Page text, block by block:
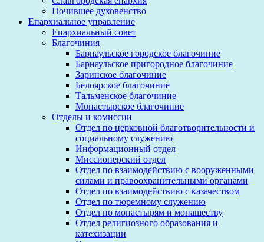
Почившее духовенство
Епархиальное управление
Епархиальный совет
Благочиния
Барнаульское городское благочиние
Барнаульское пригородное благочиние
Заринское благочиние
Белоярское благочиние
Тальменское благочиние
Монастырское благочиние
Отделы и комиссии
Отдел по церковной благотворительности и
социальному служению
Информационный отдел
Миссионерский отдел
Отдел по взаимодействию с вооруженными
силами и правоохранительными органами
Отдел по взаимодействию с казачеством
Отдел по тюремному служению
Отдел по монастырям и монашеству
Отдел религиозного образования и
катехизации